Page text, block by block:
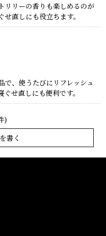
リリーの香りも楽しめるのが
直しにも役立ちます。
で、使うたびにリフレッシュ
せ直しにも便利です。
)
書く